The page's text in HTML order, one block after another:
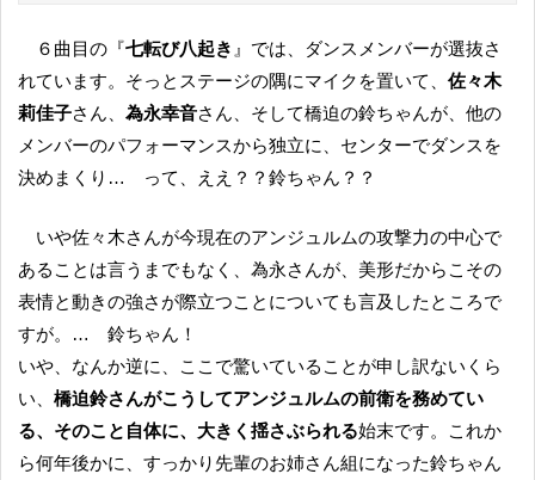
６曲目の『七転び八起き 』では、ダンスメンバーが選抜さ
れています。そっとステージの隅にマイクを置いて、 佐々木
莉佳子さん、 為永幸音さん、そして橋迫の鈴ちゃんが、他の
メンバーのパフォーマンスから独立に、センターでダンスを
決めまくり… って、ええ？？鈴ちゃん？？
いや佐々木さんが今現在のアンジュルムの攻撃力の中心で
あることは言うまでもなく、為永さんが、美形だからこその
表情と動きの強さが際立つことについても言及したところで
すが。… 鈴ちゃん！
いや、なんか逆に、ここで驚いていることが申し訳ないくら
い、 橋迫鈴さんがこうしてアンジュルムの前衛を務めてい
る、そのこと自体に、大きく揺さぶられる始末です。これか
ら何年後かに、すっかり先輩のお姉さん組になった鈴ちゃん